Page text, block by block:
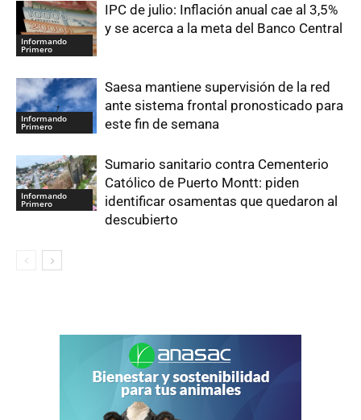
Informando
Primero
IPC de julio: Inflación anual cae al 3,5%
y se acerca a la meta del Banco Central
Informando
Primero
Saesa mantiene supervisión de la red
ante sistema frontal pronosticado para
este fin de semana
Informando
Primero
Sumario sanitario contra Cementerio
Católico de Puerto Montt: piden
identificar osamentas que quedaron al
descubierto